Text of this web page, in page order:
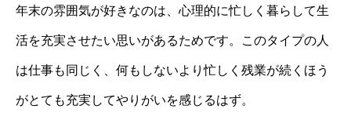
年末の雰囲気が好きなのは、心理的に忙しく暮らして生
活を充実させたい思いがあるためです。このタイプの人
は仕事も同じく、何もしないより忙しく残業が続くほう
がとても充実してやりがいを感じるはず。